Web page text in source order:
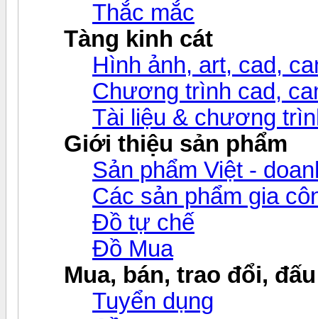
Thắc mắc
Tàng kinh cát
Hình ảnh, art, cad,
Chương trình cad,
Tài liệu & chương
Giới thiệu sản phẩm
Sản phẩm Việt -
Các sản phẩm gia
Đồ tự chế
Đồ Mua
Mua, bán, trao đổi,
Tuyển dụng